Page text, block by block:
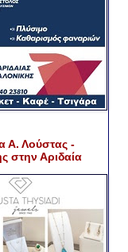
Α. Λούστας -
στην Αριδαία